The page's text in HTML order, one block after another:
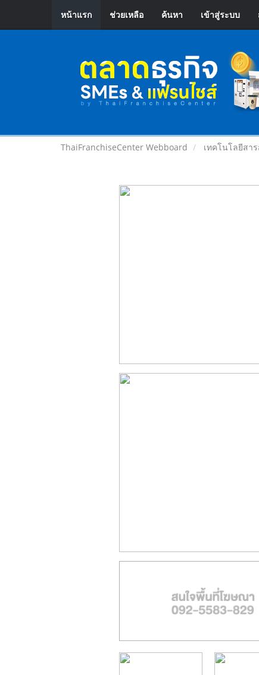
หน้าแรก ช่วยเหลือ ค้นหา เข้าสู่ระบบ
ThaiFranchiseCenter Webboard เทคโนโลยีสา